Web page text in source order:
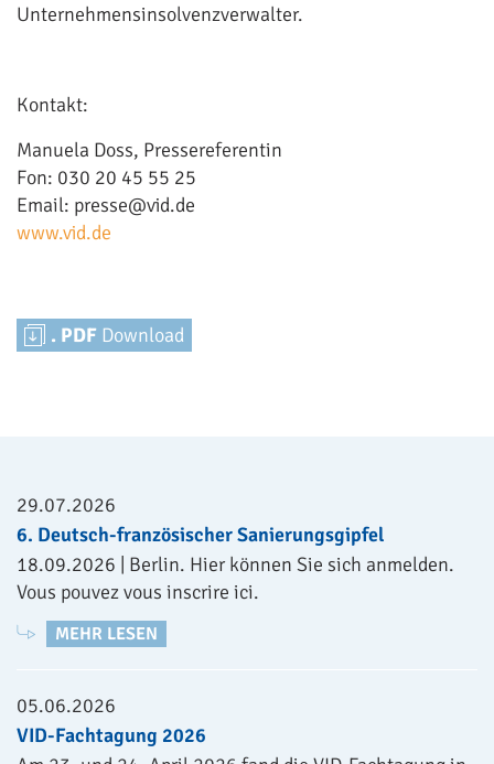
Unternehmensinsolvenzverwalter.
Kontakt:
Manuela Doss, Pressereferentin
Fon: 030 20 45 55 25
Email: presse@vid.de
www.vid.de
. PDF Download
29.07.2026
6. Deutsch-französischer Sanierungsgipfel
18.09.2026 | Berlin. Hier können Sie sich anmelden.
Vous pouvez vous inscrire ici.
MEHR LESEN
05.06.2026
VID-Fachtagung 2026